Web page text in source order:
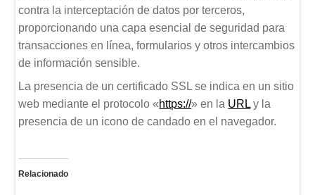
contra la interceptación de datos por terceros,
proporcionando una capa esencial de seguridad para
transacciones en línea, formularios y otros intercambios
de información sensible.
La presencia de un certificado SSL se indica en un sitio
web mediante el protocolo «https://» en la URL y la
presencia de un icono de candado en el navegador.
Relacionado